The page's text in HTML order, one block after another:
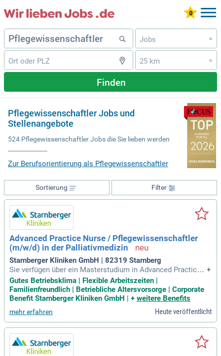
Jobs »
25 km »
Finden
Pflegewissenschaftler Jobs und
Stellenangebote
524 Pflegewissenschaftler Jobs die Sie lieben werden
Zur Berufsorientierung als Pflegewissenschaftler
Filter
Sortierung
Advanced Practice Nurse / Pflegewissenschaftler
(m/w/d) in der Palliativmedizin
Starnberger Kliniken GmbH | 82319 Starnberg
Sie verfügen über ein Masterstudium in Advanced Practice
Nursing oder vergleichbare Qualifikationen? Nutzen Sie Ihre
Berufserfahrung in der Akutpflege, idealerweise in der Pallia
tivmedizin, um aktiv die Zukunft der patientenzentrierten Ver
bieten wir Ihnen eine verantwortungsvolle Tätigkeit mit attra
ktiver Vergütung nach TVöD und zusätzlichen Anreizen. Pro
fitieren Sie von unserer großzügigen Springerpoolzulage und
einer betrieblichen Altersvorsorge von 4,8%. Entwickeln Sie
innovative pflegerische Strukturen und arbeiten Sie autono
+
Gutes Betriebsklima | Flexible Arbeitszeiten |
Familienfreundlich | Betriebliche Altersvorsorge | Corporate
Benefit Starnberger Kliniken GmbH
+ weitere Benefits
mehr erfahren Heute veröffentlicht